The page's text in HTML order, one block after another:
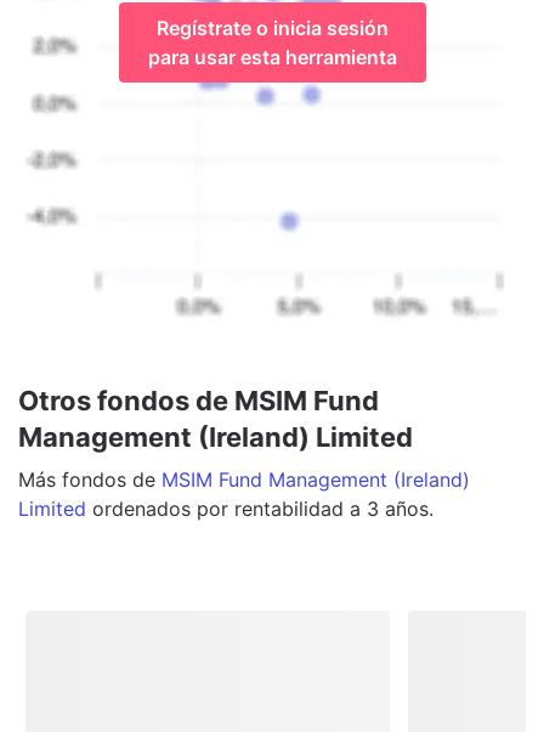
Regístrate o inicia sesión
para usar esta herramienta
Otros fondos de MSIM Fund
Management (Ireland) Limited
Más fondos de MSIM Fund Management (Ireland)
Limited ordenados por rentabilidad a 3 años.